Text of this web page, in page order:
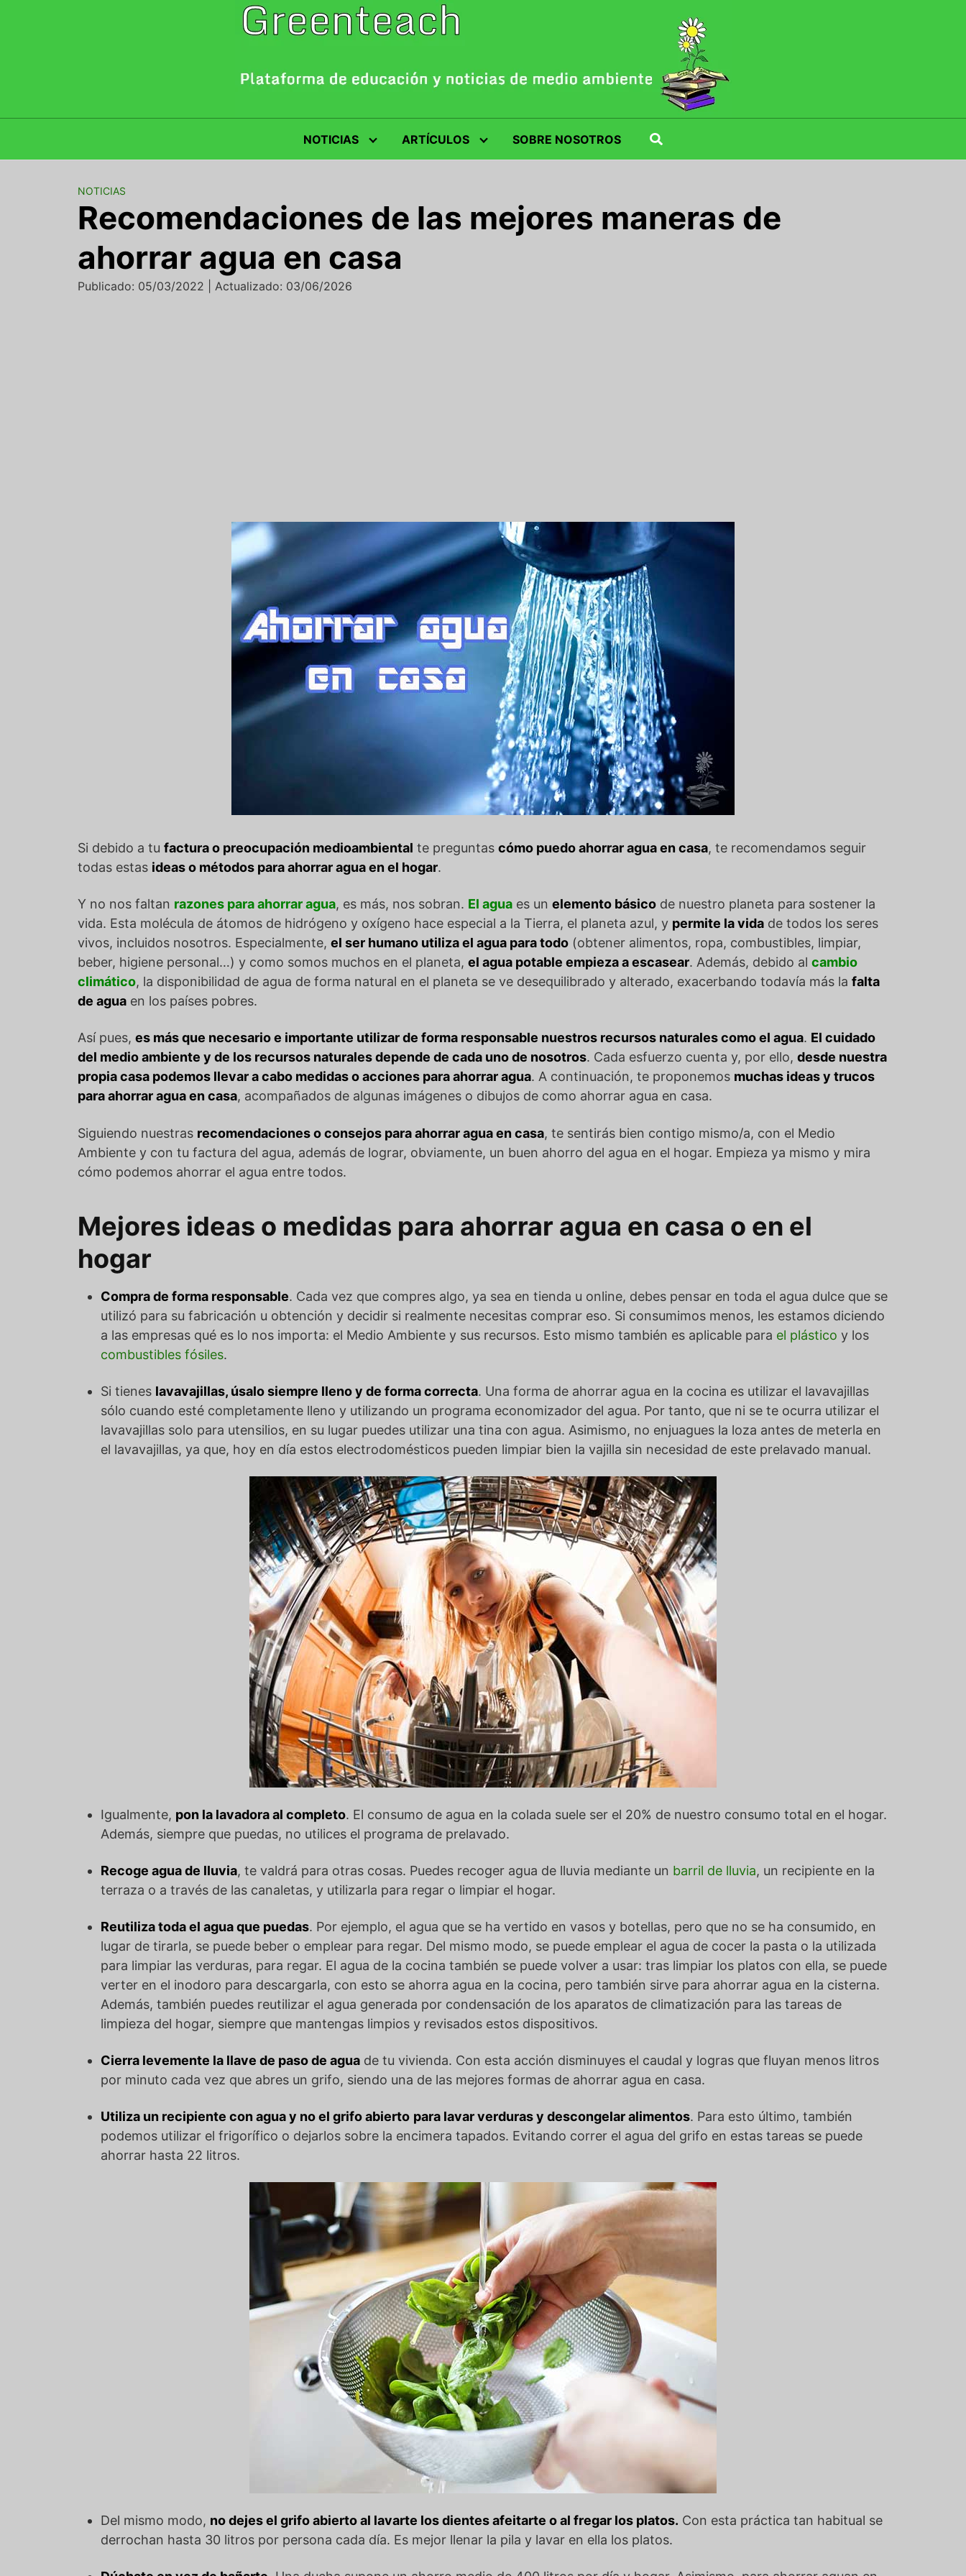
NOTICIAS ARTÍCULOS SOBRE NOSOTROS
NOTICIAS
Recomendaciones de las mejores maneras de
ahorrar agua en casa
Publicado: 05/03/2022 | Actualizado: 03/06/2026
Si debido a tu factura o preocupación medioambiental te preguntas cómo puedo ahorrar agua en casa, te recomendamos seguir
todas estas ideas o métodos para ahorrar agua en el hogar.
Y no nos faltan razones para ahorrar agua, es más, nos sobran. El agua es un elemento básico de nuestro planeta para sostener la
vida. Esta molécula de átomos de hidrógeno y oxígeno hace especial a la Tierra, el planeta azul, y permite la vida de todos los seres
vivos, incluidos nosotros. Especialmente, el ser humano utiliza el agua para todo (obtener alimentos, ropa, combustibles, limpiar,
beber, higiene personal…) y como somos muchos en el planeta, el agua potable empieza a escasear. Además, debido al cambio
climático, la disponibilidad de agua de forma natural en el planeta se ve desequilibrado y alterado, exacerbando todavía más la falta
de agua en los países pobres.
Así pues, es más que necesario e importante utilizar de forma responsable nuestros recursos naturales como el agua. El cuidado
del medio ambiente y de los recursos naturales depende de cada uno de nosotros. Cada esfuerzo cuenta y, por ello, desde nuestra
propia casa podemos llevar a cabo medidas o acciones para ahorrar agua. A continuación, te proponemos muchas ideas y trucos
para ahorrar agua en casa, acompañados de algunas imágenes o dibujos de como ahorrar agua en casa.
Siguiendo nuestras recomendaciones o consejos para ahorrar agua en casa, te sentirás bien contigo mismo/a, con el Medio
Ambiente y con tu factura del agua, además de lograr, obviamente, un buen ahorro del agua en el hogar. Empieza ya mismo y mira
cómo podemos ahorrar el agua entre todos.
Mejores ideas o medidas para ahorrar agua en casa o en el
hogar
Compra de forma responsable. Cada vez que compres algo, ya sea en tienda u online, debes pensar en toda el agua dulce que se
utilizó para su fabricación u obtención y decidir si realmente necesitas comprar eso. Si consumimos menos, les estamos diciendo
a las empresas qué es lo nos importa: el Medio Ambiente y sus recursos. Esto mismo también es aplicable para el plástico y los
combustibles fósiles.
Si tienes lavavajillas, úsalo siempre lleno y de forma correcta. Una forma de ahorrar agua en la cocina es utilizar el lavavajillas
sólo cuando esté completamente lleno y utilizando un programa economizador del agua. Por tanto, que ni se te ocurra utilizar el
lavavajillas solo para utensilios, en su lugar puedes utilizar una tina con agua. Asimismo, no enjuagues la loza antes de meterla en
el lavavajillas, ya que, hoy en día estos electrodomésticos pueden limpiar bien la vajilla sin necesidad de este prelavado manual.
Igualmente, pon la lavadora al completo. El consumo de agua en la colada suele ser el 20% de nuestro consumo total en el hogar.
Además, siempre que puedas, no utilices el programa de prelavado.
Recoge agua de lluvia, te valdrá para otras cosas. Puedes recoger agua de lluvia mediante un barril de lluvia, un recipiente en la
terraza o a través de las canaletas, y utilizarla para regar o limpiar el hogar.
Reutiliza toda el agua que puedas. Por ejemplo, el agua que se ha vertido en vasos y botellas, pero que no se ha consumido, en
lugar de tirarla, se puede beber o emplear para regar. Del mismo modo, se puede emplear el agua de cocer la pasta o la utilizada
para limpiar las verduras, para regar. El agua de la cocina también se puede volver a usar: tras limpiar los platos con ella, se puede
verter en el inodoro para descargarla, con esto se ahorra agua en la cocina, pero también sirve para ahorrar agua en la cisterna.
Además, también puedes reutilizar el agua generada por condensación de los aparatos de climatización para las tareas de
limpieza del hogar, siempre que mantengas limpios y revisados estos dispositivos.
Cierra levemente la llave de paso de agua de tu vivienda. Con esta acción disminuyes el caudal y logras que fluyan menos litros
por minuto cada vez que abres un grifo, siendo una de las mejores formas de ahorrar agua en casa.
Utiliza un recipiente con agua y no el grifo abierto para lavar verduras y descongelar alimentos. Para esto último, también
podemos utilizar el frigorífico o dejarlos sobre la encimera tapados. Evitando correr el agua del grifo en estas tareas se puede
ahorrar hasta 22 litros.
Del mismo modo, no dejes el grifo abierto al lavarte los dientes afeitarte o al fregar los platos. Con esta práctica tan habitual se
derrochan hasta 30 litros por persona cada día. Es mejor llenar la pila y lavar en ella los platos.